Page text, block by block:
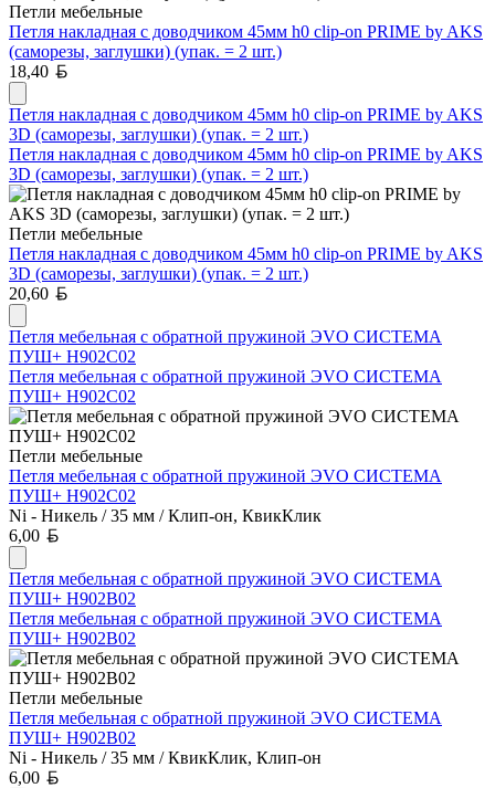
Петли мебельные
Петля накладная с доводчиком 45мм h0 clip-on PRIME by AKS
(саморезы, заглушки) (упак. = 2 шт.)
18,40
Петля накладная с доводчиком 45мм h0 clip-on PRIME by AKS
3D (саморезы, заглушки) (упак. = 2 шт.)
Петля накладная с доводчиком 45мм h0 clip-on PRIME by AKS
3D (саморезы, заглушки) (упак. = 2 шт.)
Петли мебельные
Петля накладная с доводчиком 45мм h0 clip-on PRIME by AKS
3D (саморезы, заглушки) (упак. = 2 шт.)
20,60
Петля мебельная с обратной пружиной ЭVO СИСТЕМА
ПУШ+ H902C02
Петля мебельная с обратной пружиной ЭVO СИСТЕМА
ПУШ+ H902C02
Петли мебельные
Петля мебельная с обратной пружиной ЭVO СИСТЕМА
ПУШ+ H902C02
Ni - Никель / 35 мм / Клип-он, КвикКлик
6,00
Петля мебельная с обратной пружиной ЭVO СИСТЕМА
ПУШ+ H902B02
Петля мебельная с обратной пружиной ЭVO СИСТЕМА
ПУШ+ H902B02
Петли мебельные
Петля мебельная с обратной пружиной ЭVO СИСТЕМА
ПУШ+ H902B02
Ni - Никель / 35 мм / КвикКлик, Клип-он
6,00